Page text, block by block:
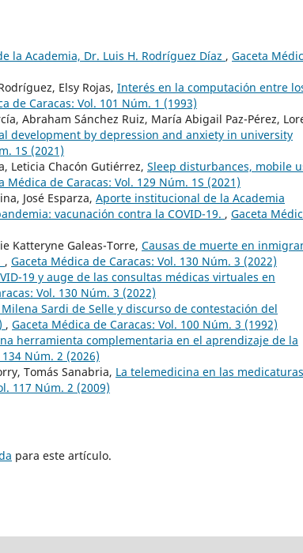
la Academia, Dr. Luis H. Rodríguez Díaz , Gaceta
Elsy Rojas, Interés en la computación entre
de Caracas: Vol. 101 Núm. 1 (1993)
Abraham Sánchez Ruiz, María Abigail Paz-Pérez,
development by depression and anxiety in university
1S (2021)
Leticia Chacón Gutiérrez, Sleep disturbances, mobile
Médica de Caracas: Vol. 129 Núm. 1S (2021)
José Esparza, Aporte institucional de la Academia
vacunación contra la COVID-19. , Gaceta
Katteryne Galeas-Torre, Causas de muerte en
, Gaceta Médica de Caracas: Vol. 130 Núm. 3 (2022)
19 y auge de las consultas médicas virtuales en
Vol. 130 Núm. 3 (2022)
Sardi de Selle y discurso de contestación del
, Gaceta Médica de Caracas: Vol. 100 Núm. 3 (1992)
herramienta complementaria en el aprendizaje de la
Núm. 2 (2026)
Tomás Sanabria, La telemedicina en las medicaturas
117 Núm. 2 (2009)
para este artículo.